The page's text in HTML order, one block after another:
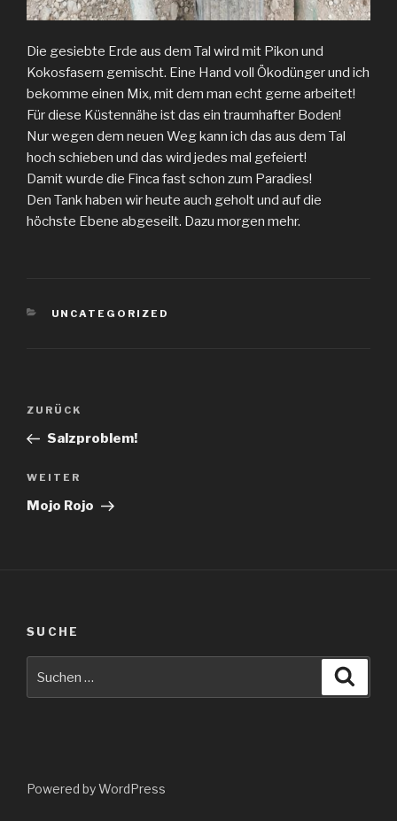
Die gesiebte Erde aus dem Tal wird mit Pikon und
Kokosfasern gemischt. Eine Hand voll Ökodünger und ich
bekomme einen Mix, mit dem man echt gerne arbeitet!
Für diese Küstennähe ist das ein traumhafter Boden!
Nur wegen dem neuen Weg kann ich das aus dem Tal
hoch schieben und das wird jedes mal gefeiert!
Damit wurde die Finca fast schon zum Paradies!
Den Tank haben wir heute auch geholt und auf die
höchste Ebene abgeseilt. Dazu morgen mehr.
KATEGORIEN
UNCATEGORIZED
Beitragsnavigation
Vorheriger
Beitrag
ZURÜCK
Salzproblem!
Nächster
Beitrag
WEITER
Mojo Rojo
SUCHE
Powered by WordPress